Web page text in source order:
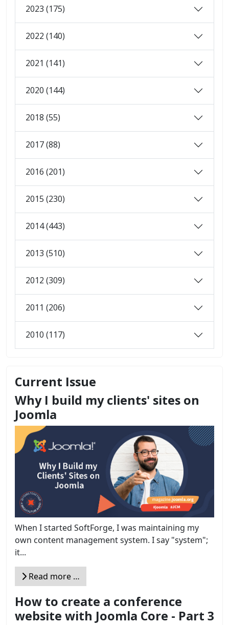
2023 (175)
2022 (140)
2021 (141)
2020 (144)
2018 (55)
2017 (88)
2016 (201)
2015 (230)
2014 (443)
2013 (510)
2012 (309)
2011 (206)
2010 (117)
Current Issue
Why I build my clients' sites on
Joomla
When I started SoftForge, I was maintaining my
own content management system. I say "system";
it...
Read more …
How to create a conference
website with Joomla Core - Part 3